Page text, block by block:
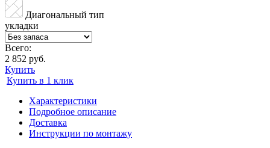
Диагональный тип
укладки
Всего:
2 852 руб.
Купить
Купить в 1 клик
Характеристики
Подробное описание
Доставка
Инструкции по монтажу